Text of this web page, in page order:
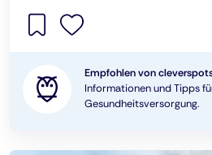
Empfohlen von
Informationen und Tipps
Gesundheitsversorgung.